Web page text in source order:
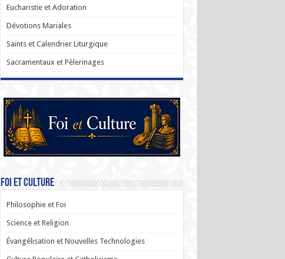
Eucharistie et Adoration
Dévotions Mariales
Saints et Calendrier Liturgique
Sacramentaux et Pèlerinages
Foi et Culture
Philosophie et Foi
Science et Religion
Évangélisation et Nouvelles Technologies